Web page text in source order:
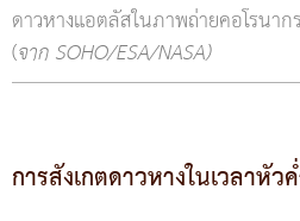
ดาวหางแอตลัสในภาพถ่ายคอโรนา
(จาก SOHO/ESA/NASA)
การสังเกตดาวหางในเวลาหัว